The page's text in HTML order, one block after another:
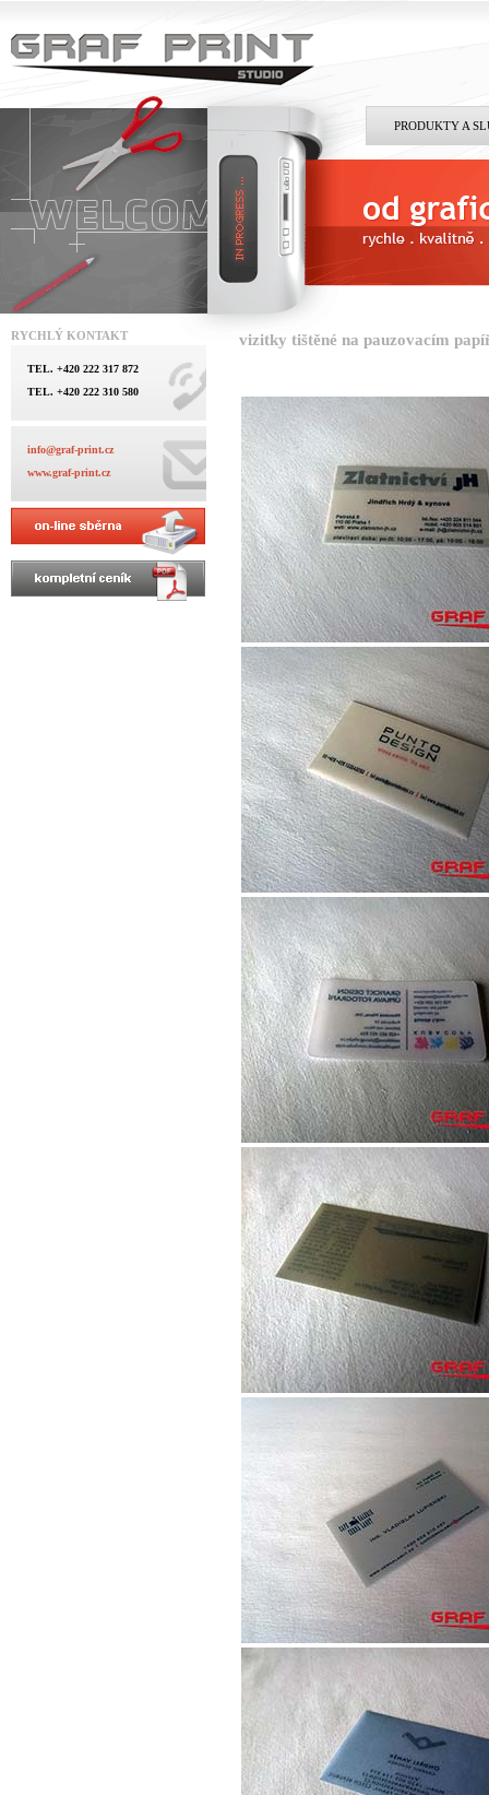
PRODUKTY A
vizitky tištěné na pauzovacím
RYCHLÝ KONTAKT
TEL. +420 222 317 872
TEL. +420 222 310 580
info@graf-print.cz
www.graf-print.cz